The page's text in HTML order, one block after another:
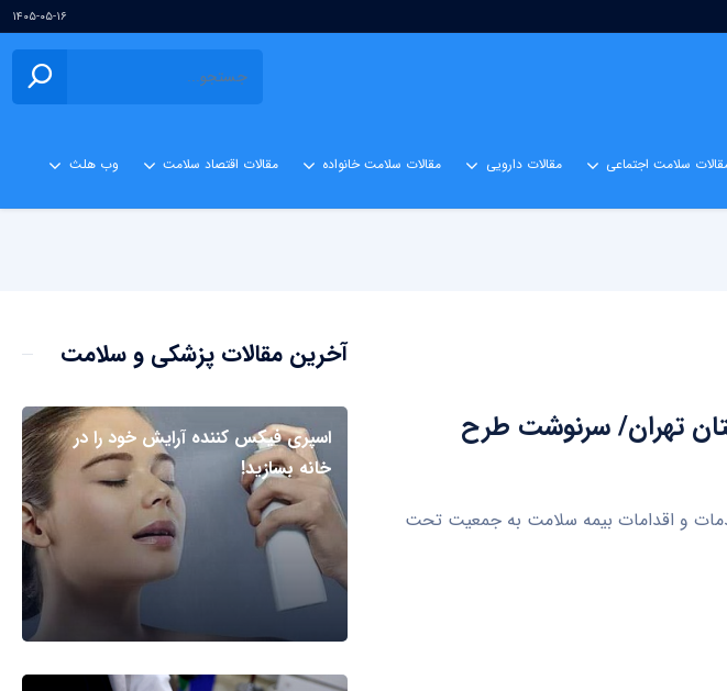
۱۴۰۵-۰۵-۱۶
سلامت اجتماعی مقالات دارویی مقالات سلامت خانواده مقالات اقتصاد سلامت وب هلث
در استان تهران/ سرنوشت طرح
و اقدامات بیمه سلامت به جمعیت تحت
آخرین مقالات پزشکی و سلامت
اسپری فیکس کننده آرایش خود را در
خانه بسازید!